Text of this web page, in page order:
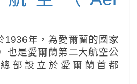
1936年，為愛爾蘭的國家
也是愛爾蘭第二大航空公
部設立於愛爾蘭首都